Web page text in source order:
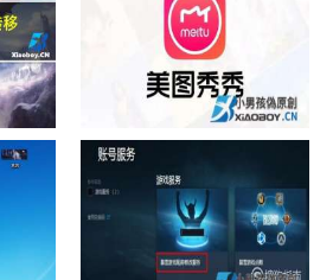
怎样给照片换背景